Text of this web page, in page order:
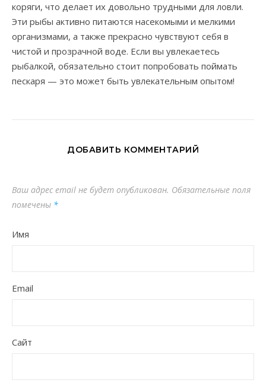
коряги, что делает их довольно трудными для ловли.
Эти рыбы активно питаются насекомыми и мелкими
организмами, а также прекрасно чувствуют себя в
чистой и прозрачной воде. Если вы увлекаетесь
рыбалкой, обязательно стоит попробовать поймать
пескаря — это может быть увлекательным опытом!
ДОБАВИТЬ КОММЕНТАРИЙ
Ваш адрес email не будет опубликован. Обязательные поля
помечены *
Имя
Email
Сайт